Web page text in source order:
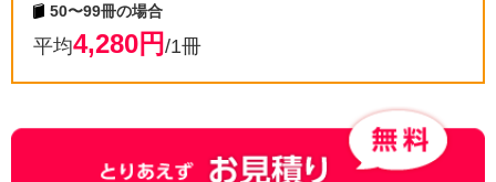
50〜99冊の場合
平均4,280円 /1冊